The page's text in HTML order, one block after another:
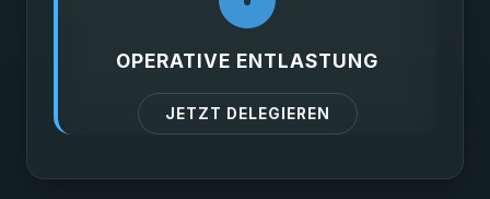
OPERATIVE ENTLASTUNG
JETZT DELEGIEREN